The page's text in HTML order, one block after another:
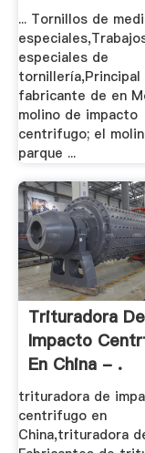
... Tornillos de
especiales de
tornillería,Principal
fabricante de en
molino de impacto
centrifugo; el
parque ...
Trituradora De
Impacto
En China - .
trituradora de
centrifugo en
China,trituradora